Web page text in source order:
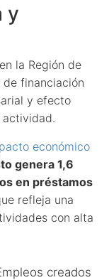
y
la Región de
financiación
y efecto
actividad.
económico
genera 1,6
en préstamos
refleja una
con alta
creados